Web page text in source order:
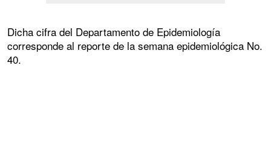
Dicha cifra del Departamento de Epidemiología
corresponde al reporte de la semana epidemiológica No.
40.